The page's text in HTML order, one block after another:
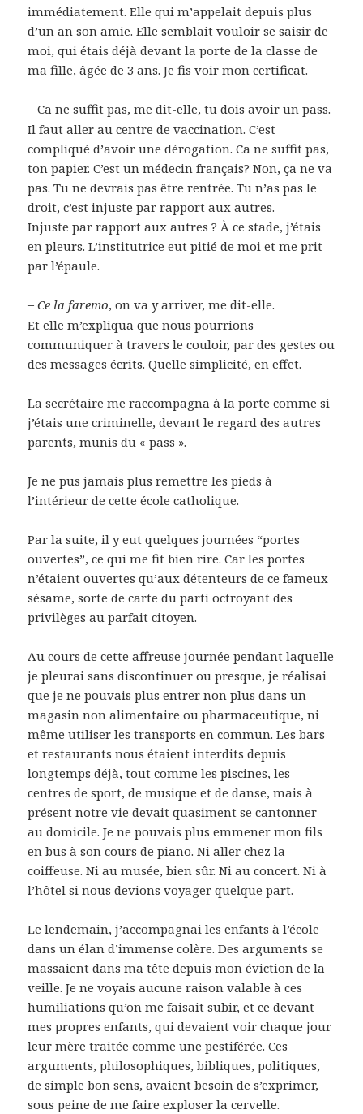
immédiatement. Elle qui m’appelait depuis plus
d’un an son amie. Elle semblait vouloir se saisir de
moi, qui étais déjà devant la porte de la classe de
ma fille, âgée de 3 ans. Je fis voir mon certificat.
–Ca ne suffit pas, me dit-elle, tu dois avoir un pass.
Il faut aller au centre de vaccination. C’est
compliqué d’avoir une dérogation. Ca ne suffit pas,
ton papier. C’est un médecin français? Non, ça ne va
pas. Tu ne devrais pas être rentrée. Tu n’as pas le
droit, c’est injuste par rapport aux autres.
Injuste par rapport aux autres ? À ce stade, j’étais
en pleurs. L’institutrice eut pitié de moi et me prit
par l’épaule.
–Ce la faremo, on va y arriver, me dit-elle.
Et elle m’expliqua que nous pourrions
communiquer à travers le couloir, par des gestes ou
des messages écrits. Quelle simplicité, en effet.
La secrétaire me raccompagna à la porte comme si
j’étais une criminelle, devant le regard des autres
parents, munis du « pass ».
Je ne pus jamais plus remettre les pieds à
l’intérieur de cette école catholique.
Par la suite, il y eut quelques journées “portes
ouvertes”, ce qui me fit bien rire. Car les portes
n’étaient ouvertes qu’aux détenteurs de ce fameux
sésame, sorte de carte du parti octroyant des
privilèges au parfait citoyen.
Au cours de cette affreuse journée pendant laquelle
je pleurai sans discontinuer ou presque, je réalisai
que je ne pouvais plus entrer non plus dans un
magasin non alimentaire ou pharmaceutique, ni
même utiliser les transports en commun. Les bars
et restaurants nous étaient interdits depuis
longtemps déjà, tout comme les piscines, les
centres de sport, de musique et de danse, mais à
présent notre vie devait quasiment se cantonner
au domicile. Je ne pouvais plus emmener mon fils
en bus à son cours de piano. Ni aller chez la
coiffeuse. Ni au musée, bien sûr. Ni au concert. Ni à
l’hôtel si nous devions voyager quelque part.
Le lendemain, j’accompagnai les enfants à l’école
dans un élan d’immense colère. Des arguments se
massaient dans ma tête depuis mon éviction de la
veille. Je ne voyais aucune raison valable à ces
humiliations qu’on me faisait subir, et ce devant
mes propres enfants, qui devaient voir chaque jour
leur mère traitée comme une pestiférée. Ces
arguments, philosophiques, bibliques, politiques,
de simple bon sens, avaient besoin de s’exprimer,
sous peine de me faire exploser la cervelle.